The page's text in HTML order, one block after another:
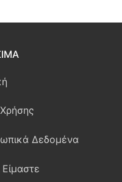
Δεδομένα
Είμαστε